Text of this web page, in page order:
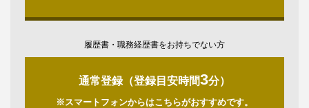
履歴書・職務経歴書をお持ちでない方
通常登録（登録目安時間3分）
※スマートフォンからはこちらがおすすめです。